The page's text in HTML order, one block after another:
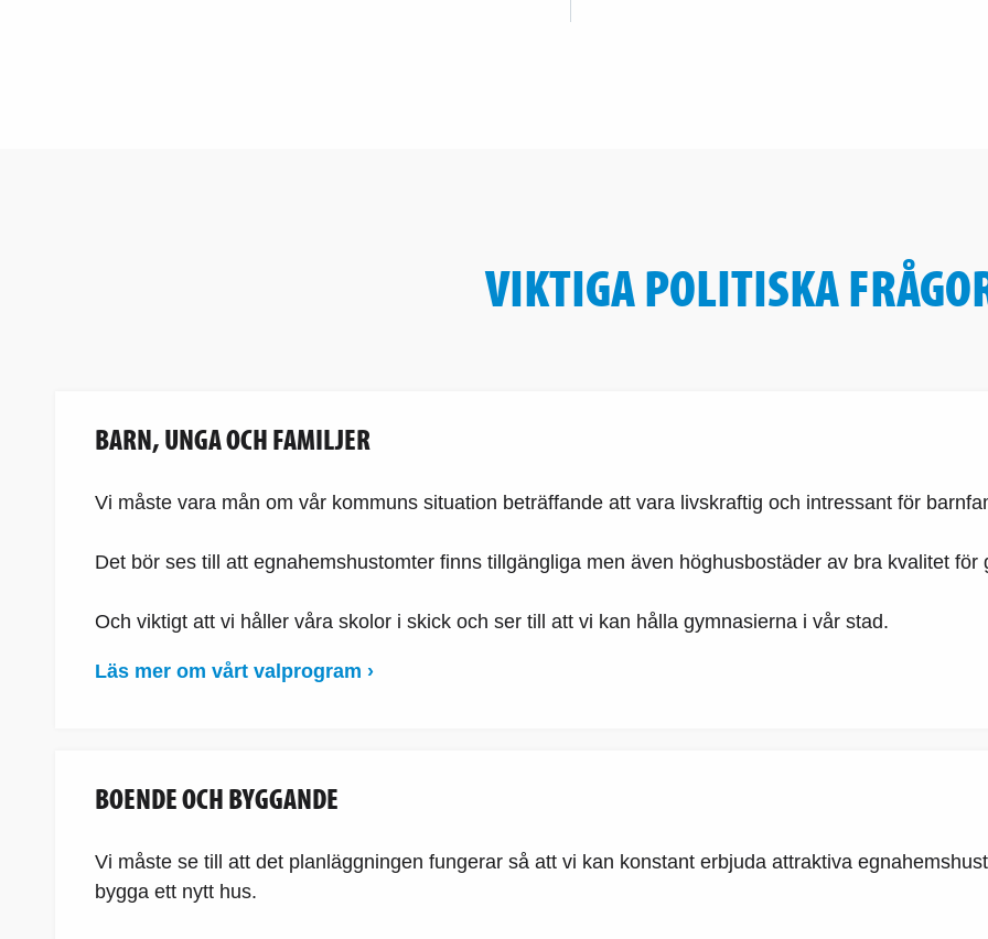
VIKTIGA POLITISKA
BARN, UNGA OCH FAMILJER
Vi måste vara mån om vår kommuns situation beträffande att vara livskraftig och intressant för
Det bör ses till att egnahemshustomter finns tillgängliga men även höghusbostäder av bra kvalitet för
Och viktigt att vi håller våra skolor i skick och ser till att vi kan hålla gymnasierna i vår stad.
Läs mer om vårt valprogram ›
BOENDE OCH BYGGANDE
Vi måste se till att det planläggningen fungerar så att vi kan konstant erbjuda attraktiva
bygga ett nytt hus.